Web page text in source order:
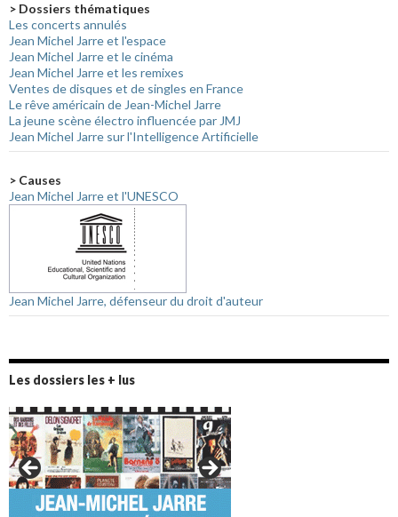
> Dossiers thématiques
Les concerts annulés
Jean Michel Jarre et l'espace
Jean Michel Jarre et le cinéma
Jean Michel Jarre et les remixes
Ventes de disques et de singles en France
Le rêve américain de Jean-Michel Jarre
La jeune scène électro influencée par JMJ
Jean Michel Jarre sur l'Intelligence Artificielle
> Causes
Jean Michel Jarre et l'UNESCO
Jean Michel Jarre, défenseur du droit d'auteur
Les dossiers les + lus